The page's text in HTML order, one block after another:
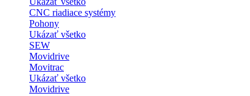
CNC riadiace systémy
Pohony
Ukázať všetko
SEW
Movidrive
Movitrac
Ukázať všetko
Movidrive